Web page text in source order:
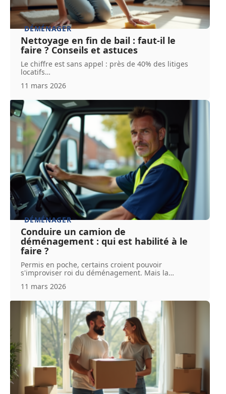
DÉMÉNAGER
Nettoyage en fin de bail : faut-il le
faire ? Conseils et astuces
Le chiffre est sans appel : près de 40% des litiges
locatifs…
11 mars 2026
DÉMÉNAGER
Conduire un camion de
déménagement : qui est habilité à le
faire ?
Permis en poche, certains croient pouvoir
s'improviser roi du déménagement. Mais la…
11 mars 2026